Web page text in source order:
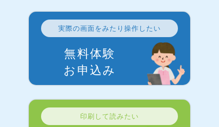
実際の画面をみたり操作したい
無料体験
お申込み
印刷して読みたい